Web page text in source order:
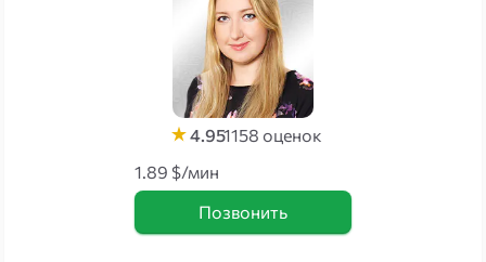
4.951158 оценок
1.89 $/мин
Позвонить